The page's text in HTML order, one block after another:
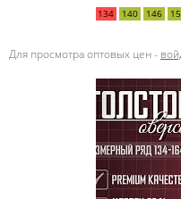
134 140 146
Для просмотра оптовых цен -